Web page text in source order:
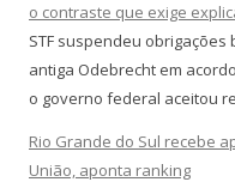
o contraste que exige
STF suspendeu obrigações
antiga Odebrecht em
o governo federal aceitou
Rio Grande do Sul recebe
União, aponta ranking